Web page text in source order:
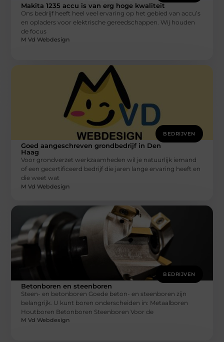
Makita 1235 accu is van erg hoge kwaliteit
Ons bedrijf heeft heel veel ervaring op het gebied van accu’s
en opladers voor elektrische gereedschappen. Wij houden
de focus
M Vd Webdesign
BEDRIJVEN
Goed aangeschreven grondbedrijf in Den
Haag
Voor grondverzet werkzaamheden wil je natuurlijk iemand
of een gecertificeerd bedrijf die jaren lange ervaring heeft en
die weet wat
M Vd Webdesign
BEDRIJVEN
Betonboren en steenboren
Steen- en betonboren Goede beton- en steenboren zijn
belangrijk. U kunt boren onderscheiden in: Metaalboren
Houtboren Betonboren Steenboren Voor de
M Vd Webdesign